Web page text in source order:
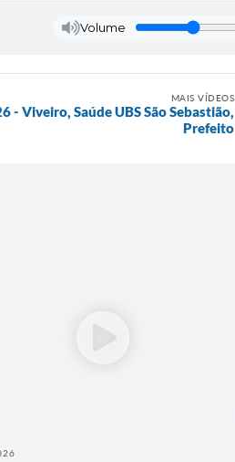
Volume
MAIS VÍDEOS
- Viveiro, Saúde UBS São Sebastião,
Prefeito